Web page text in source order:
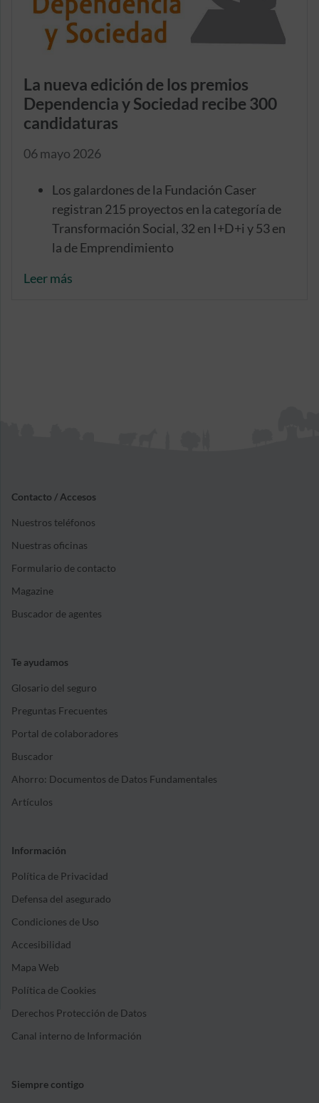
La nueva edición de los premios
Dependencia y Sociedad recibe 300
candidaturas
06 mayo 2026
Los galardones de la Fundación Caser
registran 215 proyectos en la categoría de
Transformación Social, 32 en I+D+i y 53 en
la de Emprendimiento
de un 35% respecto a la edición anterior
Leer más
Contacto / Accesos
Nuestros teléfonos
Nuestras oficinas
Formulario de contacto
Magazine
Buscador de agentes
Te ayudamos
Glosario del seguro
Preguntas Frecuentes
Portal de colaboradores
Buscador
Ahorro: Documentos de Datos Fundamentales
Artículos
Información
Política de Privacidad
Defensa del asegurado
Condiciones de Uso
Accesibilidad
Mapa Web
Política de Cookies
Derechos Protección de Datos
Canal interno de Información
Siempre contigo